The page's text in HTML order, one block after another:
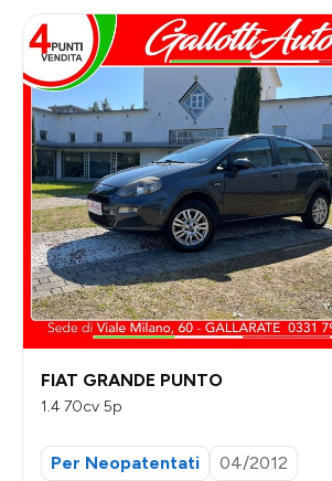
FIAT GRANDE PUNTO
1.4 70cv 5p
Per Neopatentati
04/2012